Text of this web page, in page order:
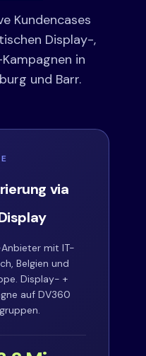
Kundencases
Display-,
in
und Barr.
via
mit IT-
Belgien und
Display- +
auf DV360